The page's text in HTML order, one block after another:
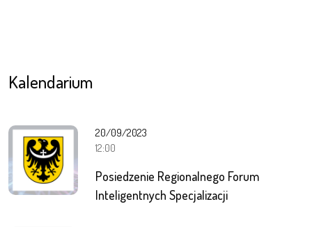
Kalendarium
20/09/2023
12:00
Posiedzenie Regionalnego Forum
Inteligentnych Specjalizacji